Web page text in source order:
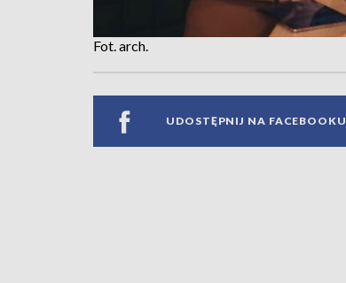
Fot. arch.
UDOSTĘPNIJ NA FACEBOOKU